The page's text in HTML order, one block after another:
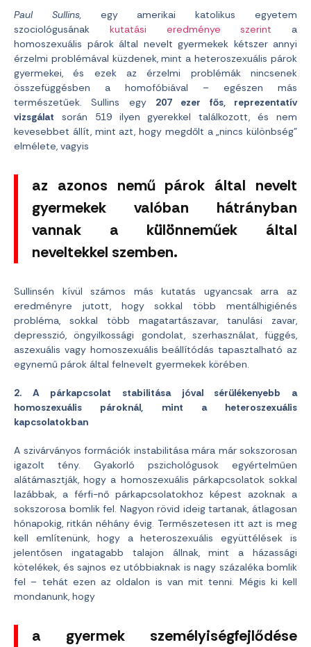
Paul Sullins,egy amerikai katolikus egyetem
szociológusának kutatási eredménye szerint a
homoszexuális párok által nevelt gyermekek kétszer annyi
érzelmi problémával küzdenek, mint a heteroszexuális párok
gyermekei, és ezek az érzelmi problémák nincsenek
összefüggésben a homofóbiával – egészen más
természetűek. Sullins egy 207 ezer fős, reprezentatív
vizsgálat során 519 ilyen gyerekkel találkozott, és nem
kevesebbet állít, mint azt, hogy megdőlt a „nincs különbség”
elmélete, vagyis
az azonos nemű párok által nevelt
gyermekek valóban hátrányban
vannak a különneműek által
neveltekkel szemben.
Sullinsén kívül számos más kutatás ugyancsak arra az
eredményre jutott, hogy sokkal több mentálhigiénés
probléma, sokkal több magatartászavar, tanulási zavar,
depresszió, öngyilkossági gondolat, szerhasználat, függés,
aszexuális vagy homoszexuális beállítódás tapasztalható az
egynemű párok által felnevelt gyermekek körében.
2. A párkapcsolat stabilitása jóval sérülékenyebb a
homoszexuális pároknál, mint a heteroszexuális
kapcsolatokban
A szivárványos formációk instabilitása mára már sokszorosan
igazolt tény. Gyakorló pszichológusok egyértelműen
alátámasztják, hogy a homoszexuális párkapcsolatok sokkal
lazábbak, a férfi-nő párkapcsolatokhoz képest azoknak a
sokszorosa bomlik fel. Nagyon rövid ideig tartanak, átlagosan
hónapokig, ritkán néhány évig. Természetesen itt azt is meg
kell említenünk, hogy a heteroszexuális együttélések is
jelentősen ingatagabb talajon állnak, mint a házassági
kötelékek, és sajnos ez utóbbiaknak is nagy százaléka bomlik
fel – tehát ezen az oldalon is van mit tenni. Mégis ki kell
mondanunk, hogy
a gyermek személyiségfejlődése